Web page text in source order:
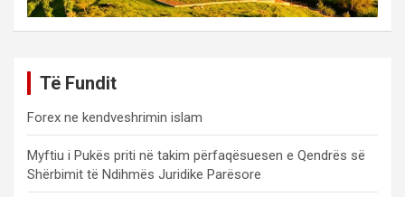
Të Fundit
Forex ne kendveshrimin islam
Myftiu i Pukës priti në takim përfaqësuesen e Qendrës së
Shërbimit të Ndihmës Juridike Parësore